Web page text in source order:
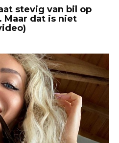
stevig van bil op
Maar dat is niet